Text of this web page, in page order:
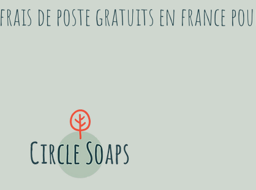
frais de poste gratuits en france